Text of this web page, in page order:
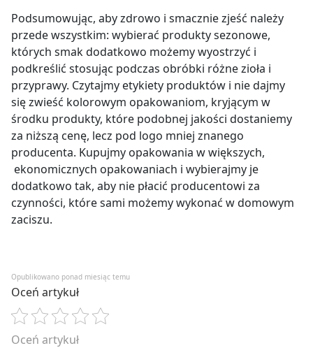
Podsumowując, aby zdrowo i smacznie zjeść należy
przede wszystkim: wybierać produkty sezonowe,
których smak dodatkowo możemy wyostrzyć i
podkreślić stosując podczas obróbki różne zioła i
przyprawy. Czytajmy etykiety produktów i nie dajmy
się zwieść kolorowym opakowaniom, kryjącym w
środku produkty, które podobnej jakości dostaniemy
za niższą cenę, lecz pod logo mniej znanego
producenta. Kupujmy opakowania w większych,
ekonomicznych opakowaniach i wybierajmy je
dodatkowo tak, aby nie płacić producentowi za
czynności, które sami możemy wykonać w domowym
zaciszu.
Opublikowano ponad miesiąc temu
Oceń artykuł
Oceń artykuł